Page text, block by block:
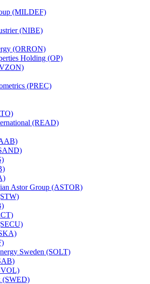
(MILDEF)
(NIBE)
(ORRON)
Holding (OP)
(PREC)
(READ)
Astor Group (ASTOR)
Sweden (SOLT)